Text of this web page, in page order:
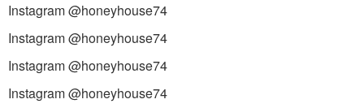
Instagram @honeyhouse74
Instagram @honeyhouse74
Instagram @honeyhouse74
Instagram @honeyhouse74